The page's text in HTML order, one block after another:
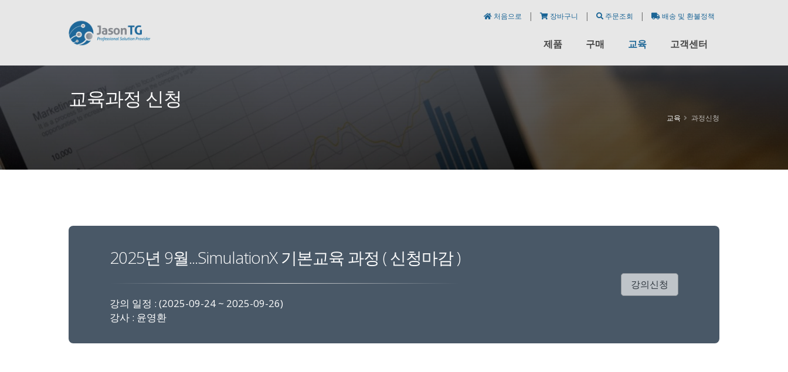
처음으로 | 장바구니 | 주문조회 | 배송 및 환불정책
제품 구매 교육 고객센터
교육과정 신청
교육 과정신청
2025년 9월...SimulationX 기본교육 과정 ( 신청마감 )
강의 일정 : (2025-09-24 ~ 2025-09-26)
강사 : 윤영환
강의신청